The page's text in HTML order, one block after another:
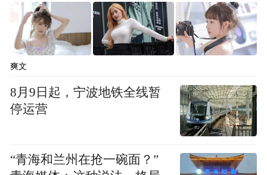
车企数量稳步增加。
爽文
8月9日起，宁波地铁全线暂
停运营
“青海和兰州在抢一碗面？”